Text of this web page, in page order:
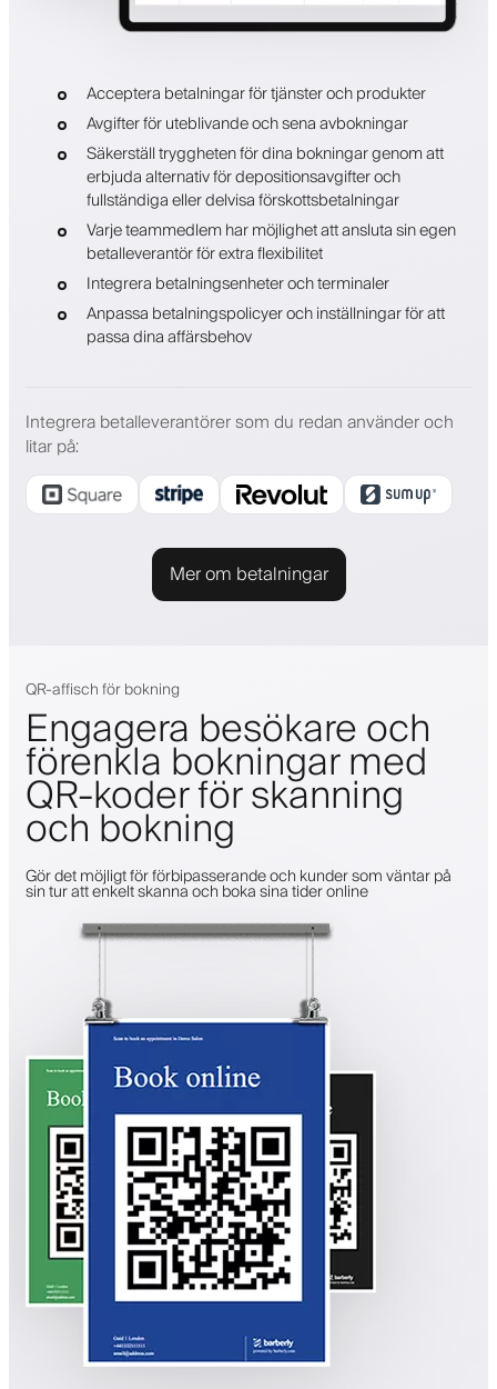
Acceptera betalningar för tjänster och produkter
Avgifter för uteblivande och sena avbokningar
Säkerställ tryggheten för dina bokningar genom att
erbjuda alternativ för depositionsavgifter och
fullständiga eller delvisa förskottsbetalningar
Varje teammedlem har möjlighet att ansluta sin egen
betalleverantör för extra flexibilitet
Integrera betalningsenheter och terminaler
Anpassa betalningspolicyer och inställningar för att
passa dina affärsbehov
Integrera betalleverantörer som du redan använder och
litar på:
Mer om betalningar
QR-affisch för bokning
Engagera besökare och
förenkla bokningar med
QR-koder för skanning
och bokning
Gör det möjligt för förbipasserande och kunder som väntar på
sin tur att enkelt skanna och boka sina tider online